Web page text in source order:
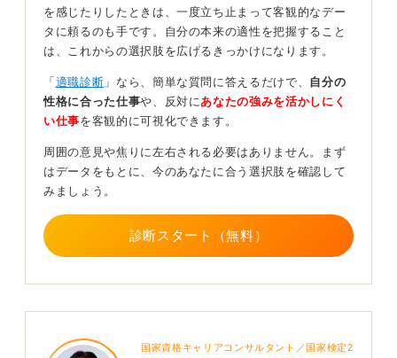
小さな経験を言語化しよう
公務員になりたい理由が「安定しているから」といった
調整業務や地道な事務処理が多い現実を理解した上で語
れないと評価されにくくなります。
学生時代の経験が少ないこと自体は不利ではありません
が、小さな経験から何を考え、どう行動し、何を学んだ
かを整理できれば十分に評価対象になります。
面接経験を積み、自分の強みを客観的に伝える練習を繰
り返すことが合格への近道です。
を感じたりしたときは、一度立ち止まって客観的なデー
タに頼るのも手です。自分の本来の適性を把握すること
は、これからの選択肢を広げるきっかけになります。
「 適職診断 」なら、簡単な質問に答えるだけで、 自分の
性格に合った仕事や、反対に あなたの強みを活かしにく
い仕事を客観的に可視化できます。
周囲の意見や焦りに左右される必要はありません。まず
はデータをもとに、今のあなたに合う選択肢を確認して
みましょう。
診断スタート（無料）
国家資格キャリアコンサルタント／国家検定2